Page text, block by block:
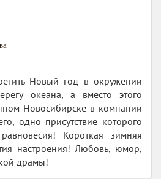
Новый год в окружении
океана, а вместо этого
Новосибирске в компании
одно присутствие которого
Короткая зимняя
настроения! Любовь, юмор,
драмы!